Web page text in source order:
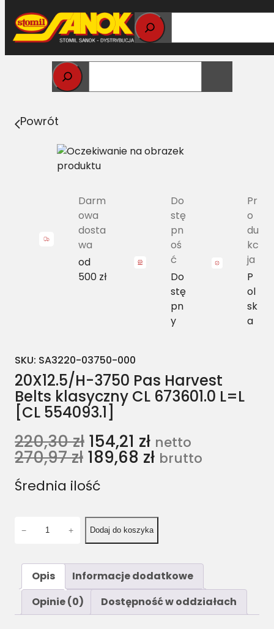
Przejdź
do
treści
Strona główna>
Belts klasyczny CL 673601.0 L=L [CL 554093.1]
Powrót
Darm
owa
dosta
wa
od
500 zł
Do
stę
pn
oś
ć
Do
stę
pn
y
Pr
o
du
kc
ja
P
ol
sk
a
SKU: SA3220-03750-000
20X12.5/H-3750 Pas Harvest
Belts klasyczny CL 673601.0 L=L
[CL 554093.1]
220,30zł 154,21 zł netto
270,97zł 189,68 zł brutto
Średnia ilość
0
− + Dodaj do koszyka
Opis
Informacje dodatkowe
Opinie (0)
Dostępność w oddziałach